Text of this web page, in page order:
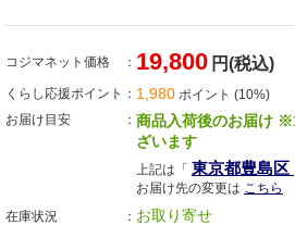
コジマネット価格 19,800 円(税込)
くらし応援ポイント 1,980 ポイント (10%)
お届け目安
商品入荷後のお届け
ざいます
上記は「 東京都豊島区
お届け先の変更は こちら
在庫状況
お取り寄せ